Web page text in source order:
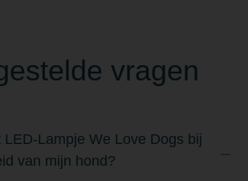
vragen
LED-Lampje We Love Dogs bij
van mijn hond?